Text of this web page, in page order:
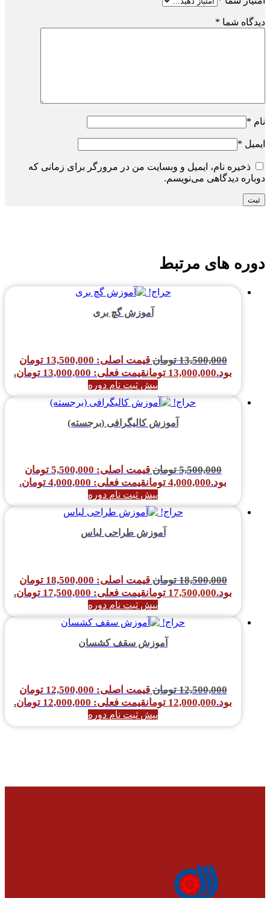
دیدگاه شما *
نام *
ایمیل *
ذخیره نام، ایمیل و وبسایت من در مرورگر برای زمانی که
دوباره دیدگاهی می‌نویسم.
دوره های مرتبط
حراج!
آموزش گچ بری
13,500,000 تومان
قیمت اصلی: 13,500,000 تومان
بود.13,000,000 تومانقیمت فعلی: 13,000,000 تومان.
پیش ثبت نام دوره
حراج!
آموزش کالیگرافی (برجسته)
5,500,000 تومان
قیمت اصلی: 5,500,000 تومان
بود.4,000,000 تومانقیمت فعلی: 4,000,000 تومان.
پیش ثبت نام دوره
حراج!
آموزش طراحی لباس
18,500,000 تومان
قیمت اصلی: 18,500,000 تومان
بود.17,500,000 تومانقیمت فعلی: 17,500,000 تومان.
پیش ثبت نام دوره
حراج!
آموزش سقف کشسان
12,500,000 تومان
قیمت اصلی: 12,500,000 تومان
بود.12,000,000 تومانقیمت فعلی: 12,000,000 تومان.
پیش ثبت نام دوره